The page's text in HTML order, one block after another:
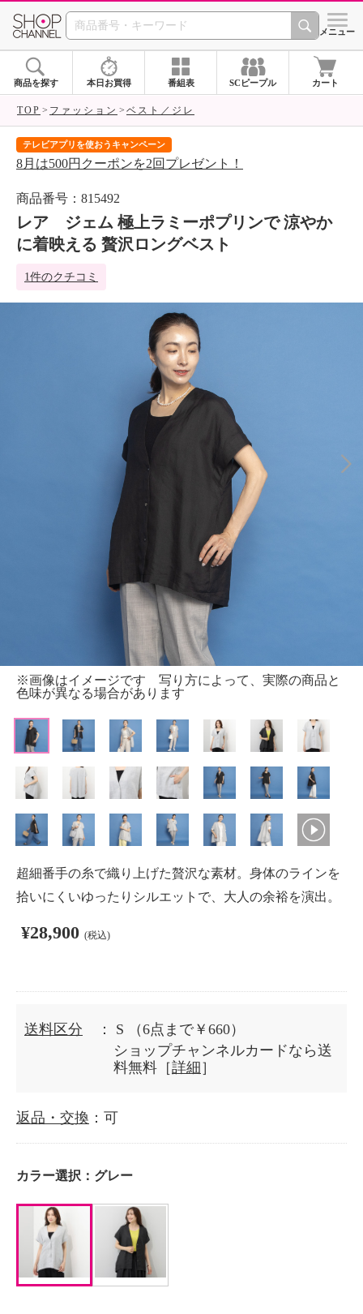
SHOP CHANNEL シメニュー
商品を探す 本日お買得 番組表 SCピープル カート
TOP ファッション ベスト／ジレ
テレビアプリを使おうキャンペーン
8月は500円クーポンを2回プレゼント！
商品番号：815492
レア ジェム 極上ラミーポプリンで 涼やか
に着映える 贅沢ロングベスト
1件のクチコミ
※画像はイメージです 写り方によって、実際の商品と
色味が異なる場合があります
超細番手の糸で織り上げた贅沢な素材。身体のラインを
拾いにくいゆったりシルエットで、大人の余裕を演出。
¥28,900 (税込)
送料区分 ： S
（6点まで￥660）
ショップチャンネルカードなら送
料無料［詳細 ］
返品・交換 ：可
カラー選択： グレー